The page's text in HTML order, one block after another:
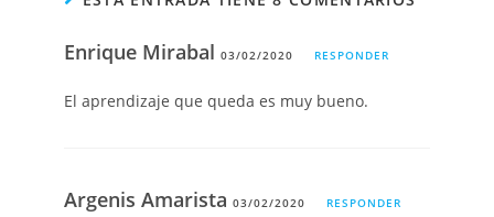
Enrique Mirabal03/02/2020 RESPONDER
El aprendizaje que queda es muy bueno.
Argenis Amarista03/02/2020 RESPONDER